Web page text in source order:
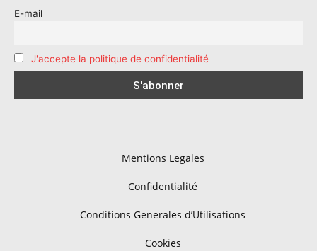
E-mail
J'accepte la politique de confidentialité
Mentions Legales
Confidentialité
Conditions Generales d’Utilisations
Cookies